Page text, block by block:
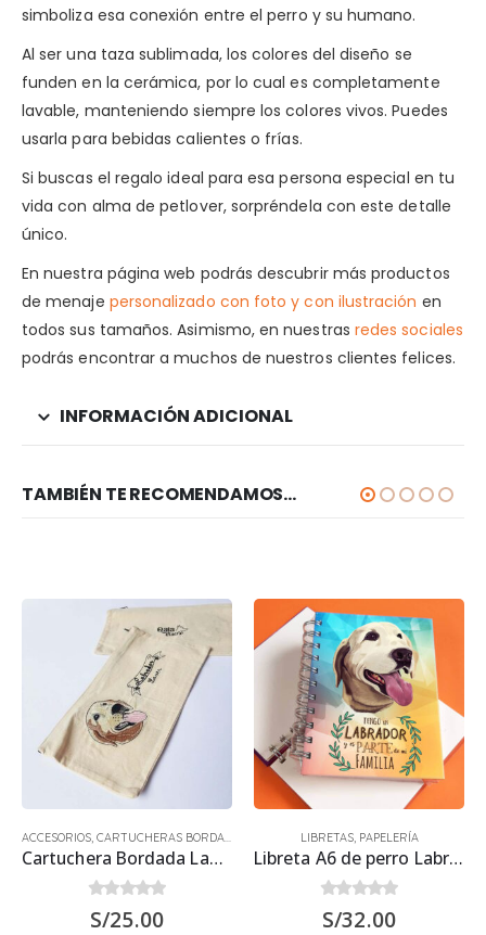
simboliza esa conexión entre el perro y su humano.
Al ser una taza sublimada, los colores del diseño se
funden en la cerámica, por lo cual es completamente
lavable, manteniendo siempre los colores vivos. Puedes
usarla para bebidas calientes o frías.
Si buscas el regalo ideal para esa persona especial en tu
vida con alma de petlover, sorpréndela con este detalle
único.
En nuestra página web podrás descubrir más productos
de menaje personalizado con foto y con ilustración en
todos sus tamaños. Asimismo, en nuestras redes sociales
podrás encontrar a muchos de nuestros clientes felices.
INFORMACIÓN ADICIONAL
TAMBIÉN TE RECOMENDAMOS…
ACCESORIOS, CARTUCHERAS BORDADAS
Cartuchera Bordada Labrador Retriever
0out of 5
S/25.00
LIBRETAS, PAPELERÍA
Libreta A6 de perro Labrador Retriever 15.50 x 11.50 cm
0out of 5
S/32.00